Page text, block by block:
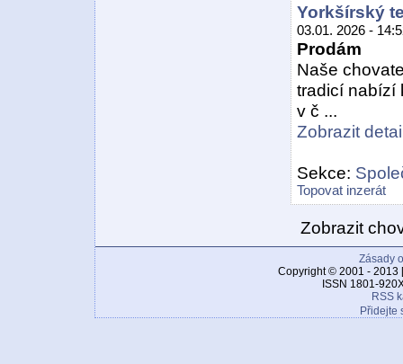
Yorkšírský
03.01. 2026 -
Prodám
Naše
tradicí nabízí
v č ...
Zobrazit
Sekce:
Topovat inzerát
Zobrazit
Zásady
Copyright © 2001 - 2013
ISSN 1801-
RSS
Přidejte